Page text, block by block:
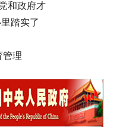
和政府才
踏实了
管理